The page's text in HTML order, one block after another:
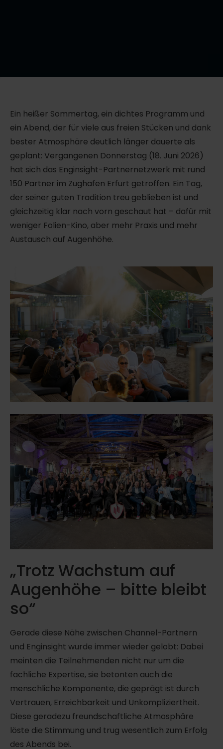
Ein heißer Sommertag, ein dichtes Programm und
ein Abend, der für viele aus freien Stücken und dank
bester Atmosphäre deutlich länger dauerte als
geplant: Vergangenen Donnerstag (18. Juni 2026)
hat sich das Enginsight-Partnernetzwerk mit rund
150 Partner im Zughafen Erfurt getroffen. Ein Tag,
der seiner guten Tradition treu geblieben ist und
gleichzeitig klar nach vorn geschaut hat – dafür mit
weniger Folien-Kino, aber mehr Praxis und mehr
Austausch auf Augenhöhe.
„Trotz Wachstum auf
Augenhöhe – bitte bleibt
so“
Gerade diese Nähe zwischen Channel-Partnern
und Enginsight wurde immer wieder gelobt: Dabei
meinten die Teilnehmenden nicht nur um die
fachliche Expertise, sie betonten auch die
menschliche Komponente, die geprägt ist durch
Vertrauen, Erreichbarkeit und Unkompliziertheit.
Diese geradezu freundschaftliche Atmosphäre
löste die Stimmung und trug wesentlich zum Erfolg
des Abends bei.